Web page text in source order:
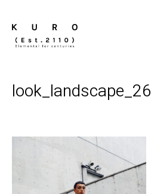
look_landscape_26